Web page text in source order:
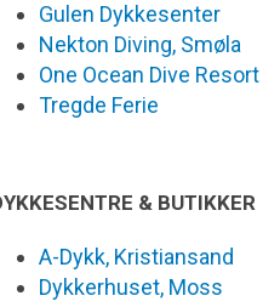
Gulen Dykkesenter
Nekton Diving, Smøla
One Ocean Dive Resort
Tregde Ferie
& BUTIKKER
A-Dykk, Kristiansand
Dykkerhuset, Moss